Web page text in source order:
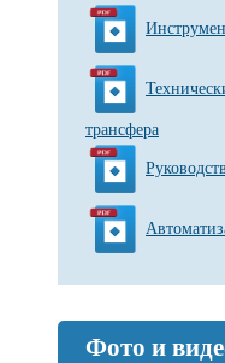
трансфера
Фото и